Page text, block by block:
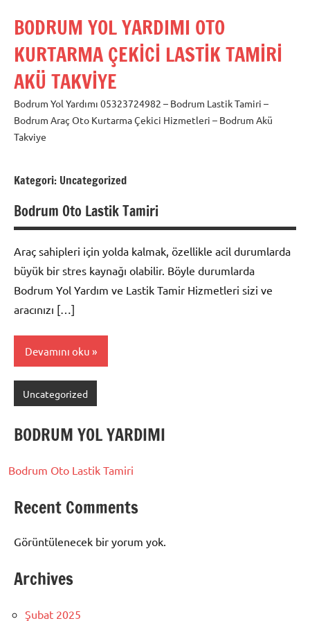
BODRUM YOL YARDIMI OTO
KURTARMA ÇEKİCİ LASTİK TAMİRİ
AKÜ TAKVİYE
Bodrum Yol Yardımı 05323724982 – Bodrum Lastik Tamiri –
Bodrum Araç Oto Kurtarma Çekici Hizmetleri – Bodrum Akü
Takviye
Kategori: Uncategorized
Bodrum Oto Lastik Tamiri
Araç sahipleri için yolda kalmak, özellikle acil durumlarda
büyük bir stres kaynağı olabilir. Böyle durumlarda
Bodrum Yol Yardım ve Lastik Tamir Hizmetleri sizi ve
aracınızı […]
Devamını oku
Uncategorized
BODRUM YOL YARDIMI
Bodrum Oto Lastik Tamiri
Recent Comments
Görüntülenecek bir yorum yok.
Archives
Şubat 2025